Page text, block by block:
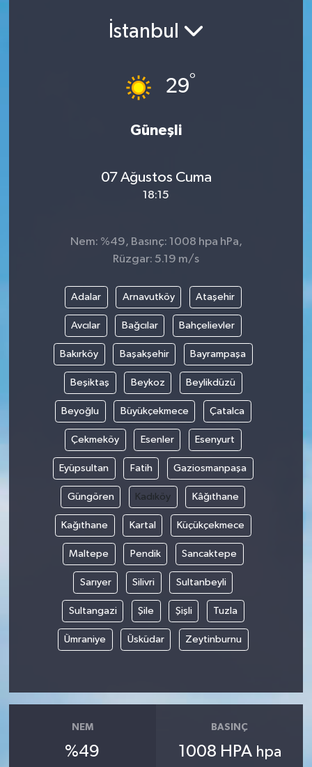
İstanbul
29°
Güneşli
07 Ağustos Cuma
18:15
Nem: %49, Basınç: 1008 hpa hPa,
Rüzgar: 5.19 m/s
Adalar Arnavutköy Ataşehir
Avcılar Bağcılar Bahçelievler
Bakırköy Başakşehir Bayrampaşa
Beşiktaş Beykoz Beylikdüzü
Beyoğlu Büyükçekmece Çatalca
Çekmeköy Esenler Esenyurt
Eyüpsultan Fatih Gaziosmanpaşa
Güngören Kadıköy Kâğıthane
Kağıthane Kartal Küçükçekmece
Maltepe Pendik Sancaktepe
Sarıyer Silivri Sultanbeyli
Sultangazi Şile Şişli Tuzla
Ümraniye Üsküdar Zeytinburnu
NEM
%49
BASINÇ
1008 HPA hpa